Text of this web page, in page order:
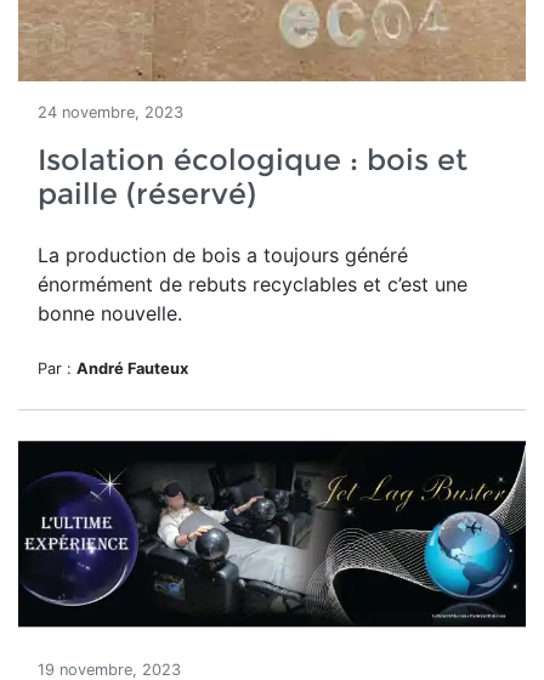
24 novembre, 2023
Isolation écologique : bois et
paille (réservé)
La production de bois a toujours généré
énormément de rebuts recyclables et c’est une
bonne nouvelle.
Par : André Fauteux
19 novembre, 2023